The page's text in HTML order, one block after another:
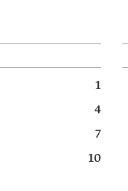
1
4
7
10